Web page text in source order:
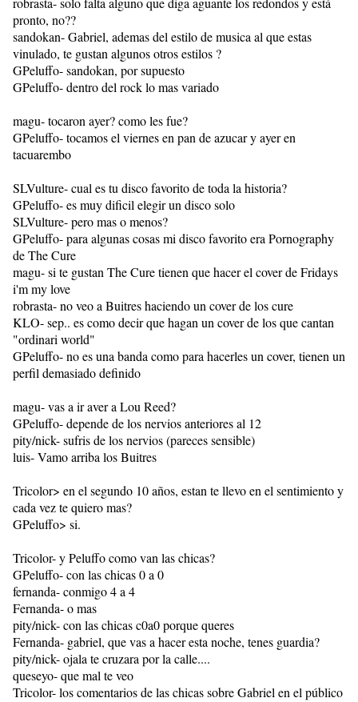
pronto, no??
sandokan- Gabriel, ademas del estilo de musica al que estas
vinulado, te gustan algunos otros estilos ?
GPeluffo- sandokan, por supuesto
GPeluffo- dentro del rock lo mas variado
magu- tocaron ayer? como les fue?
GPeluffo- tocamos el viernes en pan de azucar y ayer en
tacuarembo
SLVulture- cual es tu disco favorito de toda la historia?
GPeluffo- es muy dificil elegir un disco solo
SLVulture- pero mas o menos?
GPeluffo- para algunas cosas mi disco favorito era Pornography
de The Cure
magu- si te gustan The Cure tienen que hacer el cover de Fridays
i'm my love
robrasta- no veo a Buitres haciendo un cover de los cure
KLO- sep.. es como decir que hagan un cover de los que cantan
"ordinari world"
GPeluffo- no es una banda como para hacerles un cover, tienen un
perfil demasiado definido
magu- vas a ir aver a Lou Reed?
GPeluffo- depende de los nervios anteriores al 12
pity/nick- sufris de los nervios (pareces sensible)
luis- Vamo arriba los Buitres
Tricolor> en el segundo 10 años, estan te llevo en el sentimiento y
cada vez te quiero mas?
GPeluffo> si.
Tricolor- y Peluffo como van las chicas?
GPeluffo- con las chicas 0 a 0
fernanda- conmigo 4 a 4
Fernanda- o mas
pity/nick- con las chicas c0a0 porque queres
Fernanda- gabriel, que vas a hacer esta noche, tenes guardia?
pity/nick- ojala te cruzara por la calle....
queseyo- que mal te veo
Tricolor- los comentarios de las chicas sobre Gabriel en el público